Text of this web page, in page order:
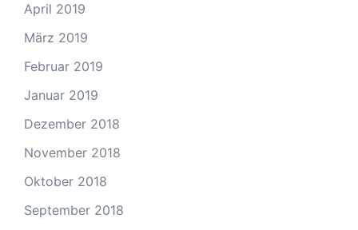
April 2019
März 2019
Februar 2019
Januar 2019
Dezember 2018
November 2018
Oktober 2018
September 2018